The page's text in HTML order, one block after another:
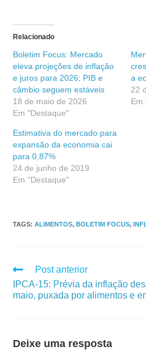
Relacionado
Boletim Focus: Mercado
eleva projeções de inflação
e juros para 2026; PIB e
câmbio seguem estáveis
18 de maio de 2026
Em "Destaque"
a
22
Em
Estimativa do mercado para
expansão da economia cai
para 0,87%
24 de junho de 2019
Em "Destaque"
TAGS:ALIMENTOS, BOLETIM FOCUS,
Post anterior
IPCA-15: Prévia da inflação
maio, puxada por alimentos e
Deixe uma resposta